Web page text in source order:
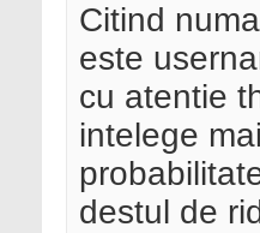
Citind
este
cu atentie
intelege
destul de